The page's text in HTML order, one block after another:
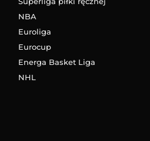
NBA
Euroliga
Eurocup
Energa Basket Liga
NHL